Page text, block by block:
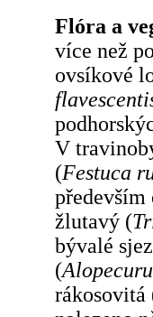
Flóra a
více než
ovsíkové
V
(Festuca
žlutavý (
bývalé
(
rákosovitá